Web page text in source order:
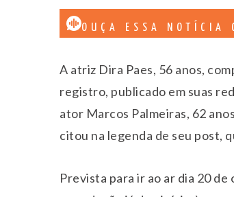
OUÇA ESSA NOTÍCIA
A atriz Dira Paes, 56 anos,
registro, publicado em suas
ator Marcos Palmeiras, 62
citou na legenda de seu post,
Prevista para ir ao ar dia 20 de